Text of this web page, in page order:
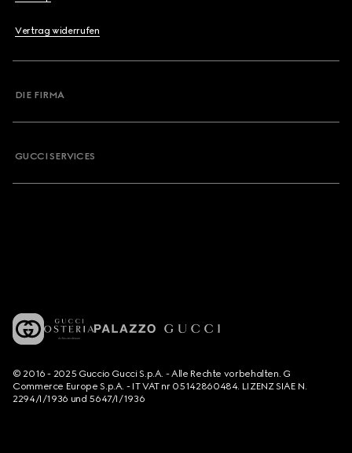
Vertrag widerrufen
DIE FIRMA
GUCCI SERVICES
© 2016 - 2025 Guccio Gucci S.p.A. - Alle Rechte vorbehalten. G
Commerce Europe S.p.A. - IT VAT nr 05142860484. LIZENZ SIAE N.
2294/I/1936 und 5647/I/1936